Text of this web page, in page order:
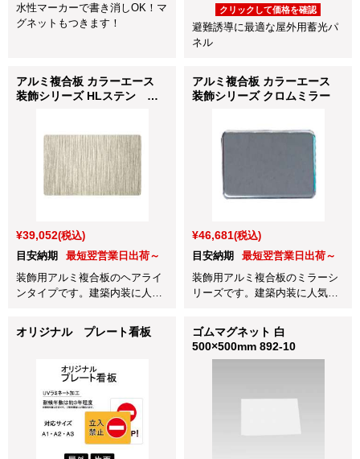
水性マーカーで書き消しOK！マ
グネットもつきます！
クリックして価格を確認
避難誘導に最適な屋外用蓄光パ
ネル
アルミ複合板 カラーエース
装飾シリーズ HLステン ヘ
¥39,052(税込)
目安納期
最短翌営業日出荷～
装飾用アルミ複合板のヘアライ
ンタイプです。建築内装に人気
アルミ複合板 カラーエース
装飾シリーズ クロムミラー
¥46,681(税込)
目安納期
最短翌営業日出荷～
装飾用アルミ複合板のミラーシ
リーズです。建築内装に人気の
オリジナル プレート看板
ゴムマグネット 白
500×500mm 892-10